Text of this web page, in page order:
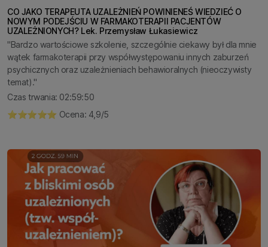
CO JAKO TERAPEUTA UZALEŻNIEŃ POWINIENEŚ WIEDZIEĆ O
NOWYM PODEJŚCIU W FARMAKOTERAPII PACJENTÓW
UZALEŻNIONYCH? Lek. Przemysław Łukasiewicz
"Bardzo wartościowe szkolenie, szczególnie ciekawy był dla mnie
wątek farmakoterapii przy współwystępowaniu innych zaburzeń
psychicznych oraz uzależnieniach behawioralnych (nieoczywisty
temat)."
Czas trwania: 02:59:50
⭐️⭐️⭐️⭐️⭐️ Ocena: 4,9/5